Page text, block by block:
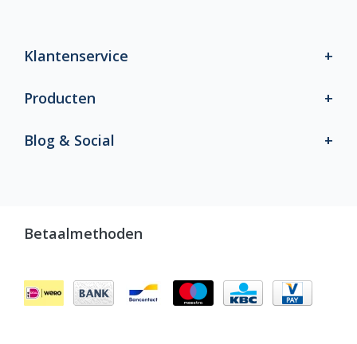
Klantenservice
Producten
Blog & Social
Betaalmethoden